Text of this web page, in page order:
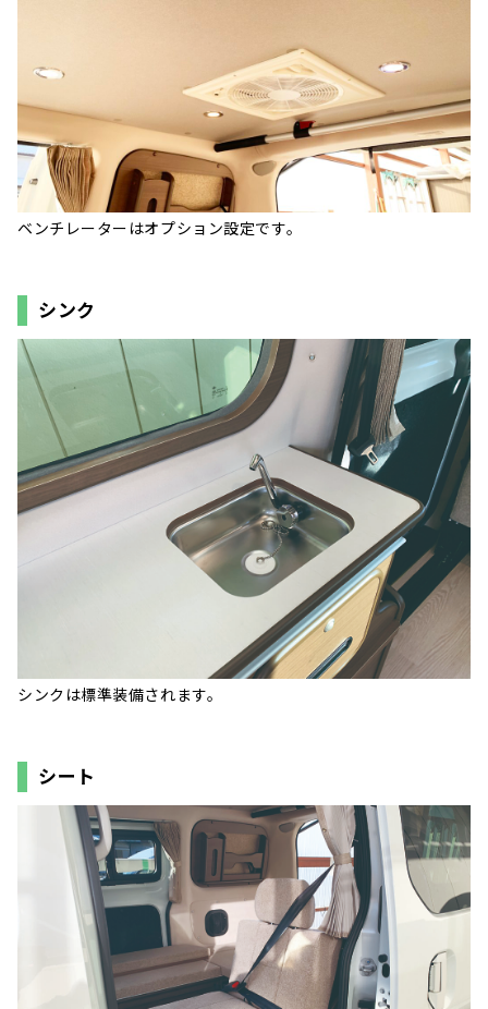
ベンチレーターはオプション設定です。
シンク
シンクは標準装備されます。
シート